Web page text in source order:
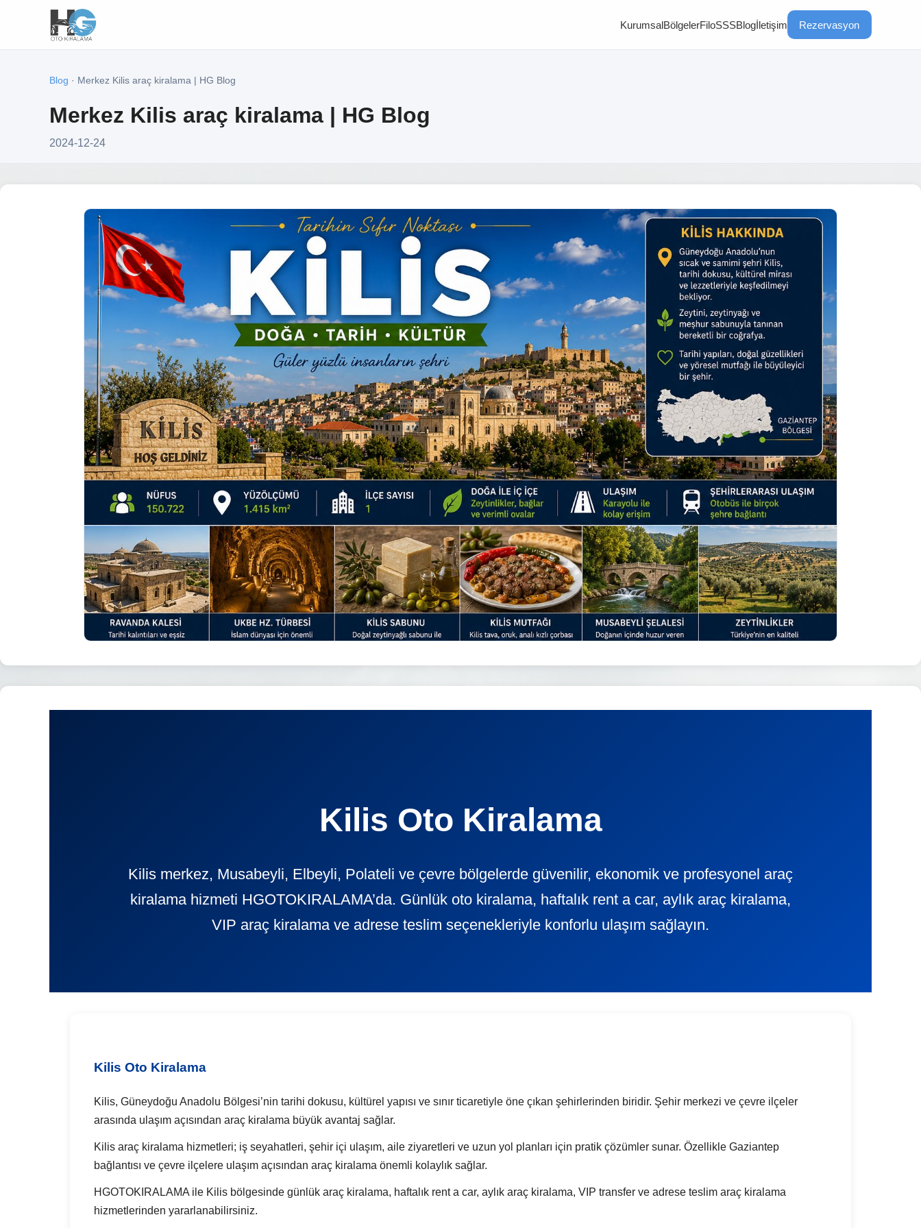
KurumsalBölgelerFiloSSSBlogİletişim Rezervasyon
Blog · Merkez Kilis araç kiralama | HG Blog
Merkez Kilis araç kiralama | HG Blog
2024-12-24
Kilis Oto Kiralama
Kilis merkez, Musabeyli, Elbeyli, Polateli ve çevre bölgelerde güvenilir, ekonomik ve profesyonel araç
kiralama hizmeti HGOTOKIRALAMA’da. Günlük oto kiralama, haftalık rent a car, aylık araç kiralama,
VIP araç kiralama ve adrese teslim seçenekleriyle konforlu ulaşım sağlayın.
Kilis Oto Kiralama
Kilis, Güneydoğu Anadolu Bölgesi’nin tarihi dokusu, kültürel yapısı ve sınır ticaretiyle öne çıkan şehirlerinden biridir. Şehir merkezi ve çevre ilçeler
arasında ulaşım açısından araç kiralama büyük avantaj sağlar.
Kilis araç kiralama hizmetleri; iş seyahatleri, şehir içi ulaşım, aile ziyaretleri ve uzun yol planları için pratik çözümler sunar. Özellikle Gaziantep
bağlantısı ve çevre ilçelere ulaşım açısından araç kiralama önemli kolaylık sağlar.
HGOTOKIRALAMA ile Kilis bölgesinde günlük araç kiralama, haftalık rent a car, aylık araç kiralama, VIP transfer ve adrese teslim araç kiralama
hizmetlerinden yararlanabilirsiniz.